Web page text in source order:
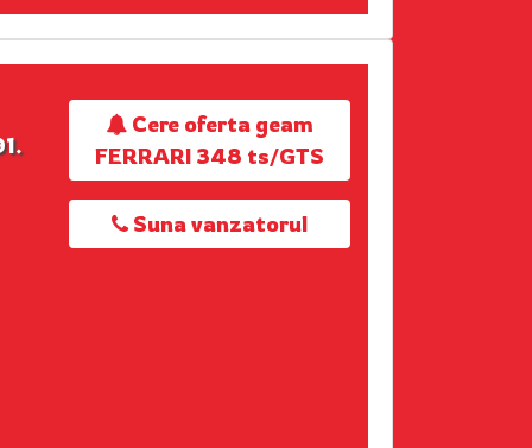
Cere oferta geam
FERRARI 348 ts/GTS
Suna vanzatorul